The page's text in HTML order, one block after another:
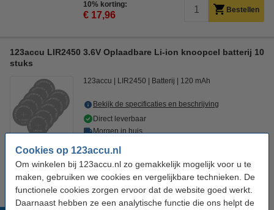
Cookies op 123accu.nl
Om winkelen bij 123accu.nl zo gemakkelijk mogelijk voor u te
maken, gebruiken we cookies en vergelijkbare technieken. De
functionele cookies zorgen ervoor dat de website goed werkt.
Daarnaast hebben ze een analytische functie die ons helpt de
10% korting:
€ 17,96 Bestellen
123accu LIR2450 3.6V Oplaadbare Li-ion knoopcel batterij 10
stuks
123accu LIR2450 Batterij 120 mAh
Bekijk de specificaties en beschrijving
Direct leverbaar
Morgen in huis
€ 34,95
10% korting:
€ 31,46 Bestellen